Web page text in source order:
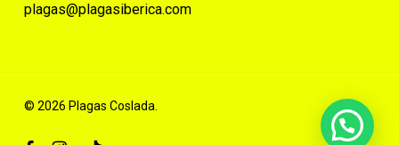
plagas@plagasiberica.com
© 2026 Plagas Coslada.